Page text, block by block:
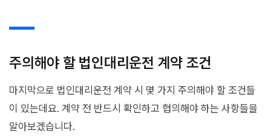
주의해야 할 법인대리운전 계약 조건
마지막으로 법인대리운전 계약 시 몇 가지 주의해야 할 조건들
이 있는데요. 계약 전 반드시 확인하고 협의해야 하는 사항들을
알아보겠습니다.